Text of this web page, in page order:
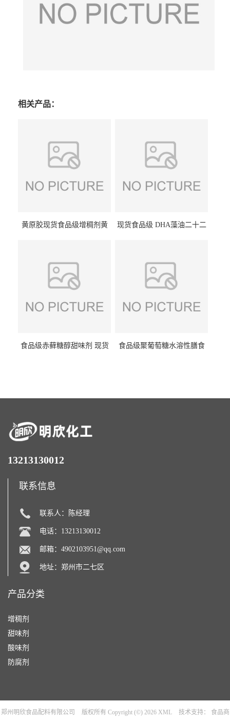
相关产品：
黄原胶现货食品级增稠剂黄
现货食品级 DHA藻油二十二
食品级赤藓糖醇甜味剂 现货
食品级聚葡萄糖水溶性膳食
13213130012
联系信息
联系人：陈经理
电话：13213130012
邮箱： 4902103951@qq.com
地址：郑州市二七区
产品分类
增稠剂
甜味剂
酸味剂
防腐剂
郑州明欣食品配料有限公司 版权所有 Copyright (©) 2026 XML 技术支持： 食品商